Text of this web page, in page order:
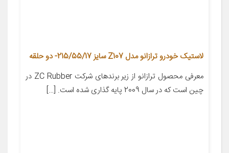
لاستیک خودرو ترازانو مدل Z107 سایز 215/55/17- دو حلقه
معرفی محصول ترازانو از زیر برندهای شرکت ZC Rubber در
چین است که در سال 2009 پایه گذاری شده است. […]